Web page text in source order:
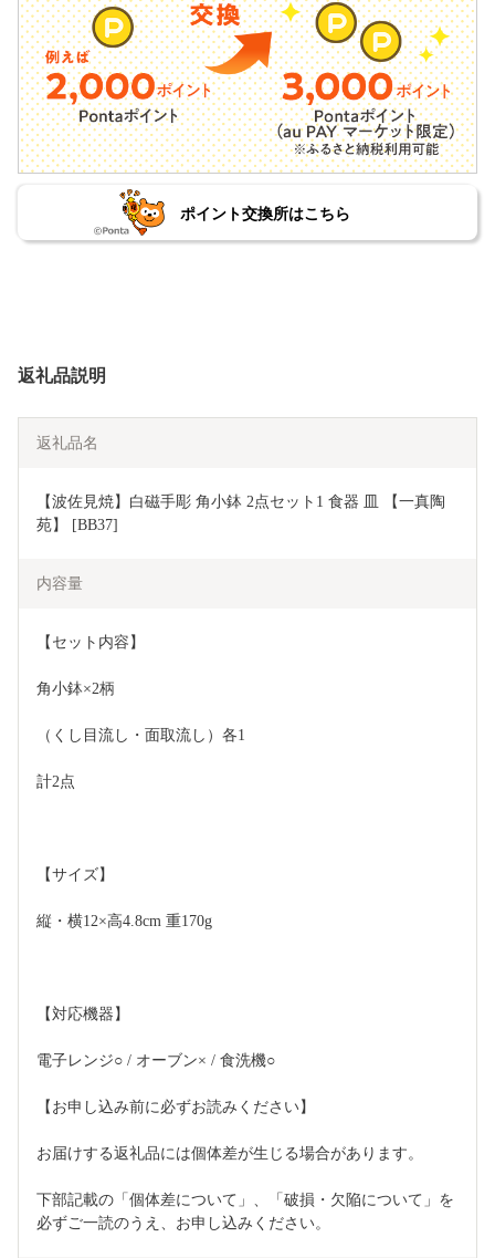
ポイント交換所はこちら
返礼品説明
返礼品名
【波佐見焼】白磁手彫 角小鉢 2点セット1 食器 皿 【一真陶
苑】 [BB37]
内容量
【セット内容】
角小鉢×2柄
（くし目流し・面取流し）各1
計2点
【サイズ】
縦・横12×高4.8cm 重170g
【対応機器】
電子レンジ○ / オーブン× / 食洗機○
【お申し込み前に必ずお読みください】
お届けする返礼品には個体差が生じる場合があります。
下部記載の「個体差について」、「破損・欠陥について」を
必ずご一読のうえ、お申し込みください。